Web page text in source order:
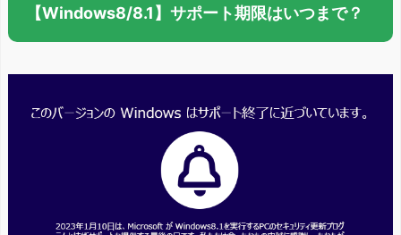
【Windows8/8.1】サポート期限はいつまで？